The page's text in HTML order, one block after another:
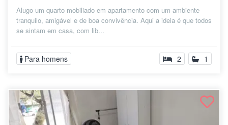
Alugo um quarto mobiliado em apartamento com um ambiente
tranquilo, amigável e de boa convivência. Aqui a ideia é que todos
se sintam em casa, com lib...
Para homens 2 1